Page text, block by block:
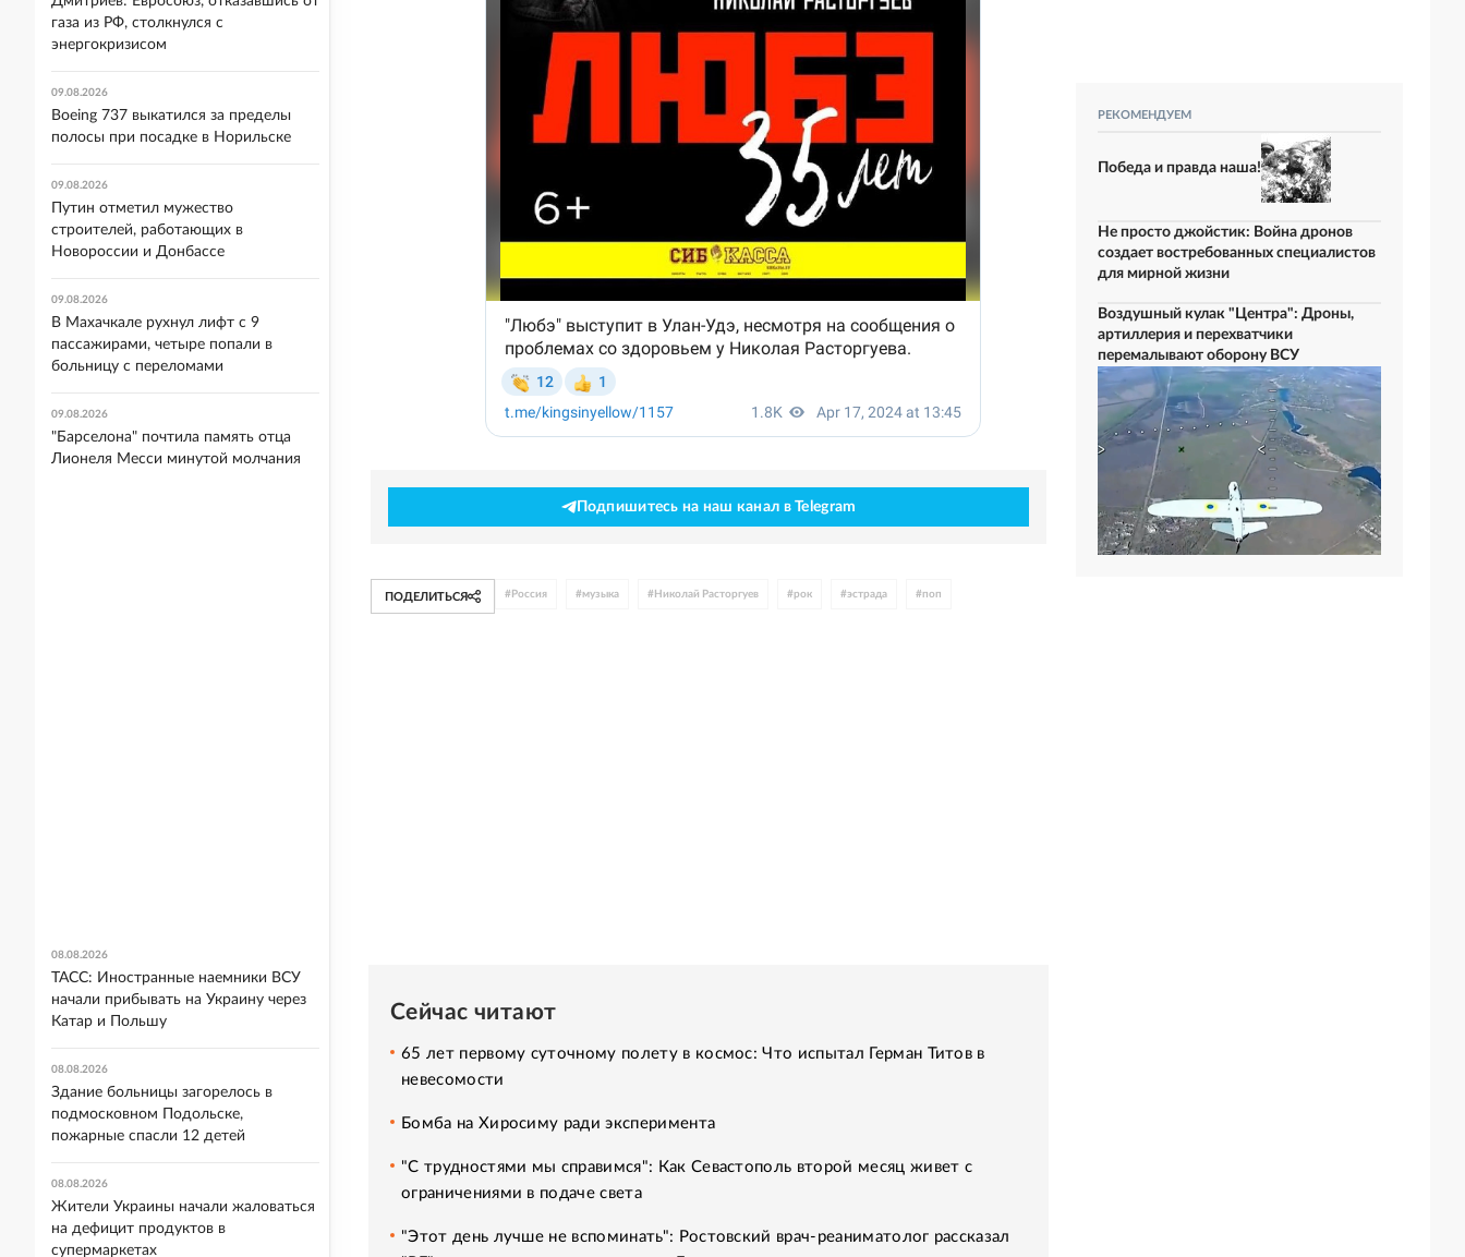
Подпишитесь на наш канал в Telegram
ПОДЕЛИТЬСЯ # Россия #музыка # Николай Расторгуев #рок #эстрада #поп
Сейчас читают
65 лет первому суточному полету в космос: Что испытал Герман Титов в
невесомости
Бомба на Хиросиму ради эксперимента
"С трудностями мы справимся": Как Севастополь второй месяц живет с
ограничениями в подаче света
"Этот день лучше не вспоминать": Ростовский врач-реаниматолог рассказал
РЕКОМЕНДУЕМ
Победа и правда наша!
Не просто джойстик: Война дронов
создает востребованных специалистов
для мирной жизни
Воздушный кулак "Центра": Дроны,
артиллерия и перехватчики
перемалывают оборону ВСУ
газа из РФ, столкнулся с
энергокризисом
09.08.2026
Boeing 737 выкатился за пределы
полосы при посадке в Норильске
09.08.2026
Путин отметил мужество
строителей, работающих в
Новороссии и Донбассе
09.08.2026
В Махачкале рухнул лифт с 9
пассажирами, четыре попали в
больницу с переломами
09.08.2026
"Барселона" почтила память отца
Лионеля Месси минутой молчания
08.08.2026
ТАСС: Иностранные наемники ВСУ
начали прибывать на Украину через
Катар и Польшу
08.08.2026
Здание больницы загорелось в
подмосковном Подольске,
пожарные спасли 12 детей
08.08.2026
Жители Украины начали жаловаться
на дефицит продуктов в
супермаркетах